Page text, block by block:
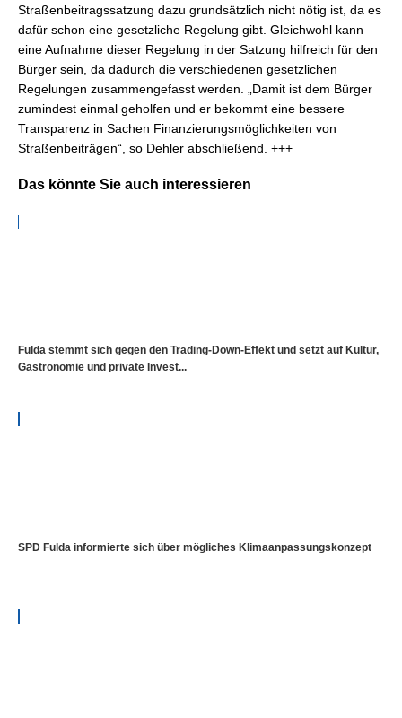
Straßenbeitragssatzung dazu grundsätzlich nicht nötig ist, da es
dafür schon eine gesetzliche Regelung gibt. Gleichwohl kann
eine Aufnahme dieser Regelung in der Satzung hilfreich für den
Bürger sein, da dadurch die verschiedenen gesetzlichen
Regelungen zusammengefasst werden. „Damit ist dem Bürger
zumindest einmal geholfen und er bekommt eine bessere
Transparenz in Sachen Finanzierungsmöglichkeiten von
Straßenbeiträgen“, so Dehler abschließend. +++
Das könnte Sie auch interessieren
Fulda stemmt sich gegen den Trading-Down-Effekt und setzt auf Kultur,
Gastronomie und private Invest...
SPD Fulda informierte sich über mögliches Klimaanpassungskonzept